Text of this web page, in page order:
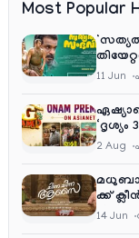
Most Popular
11 Jun
2 Aug
ക്ക്
റിലീസ്
14 Jun